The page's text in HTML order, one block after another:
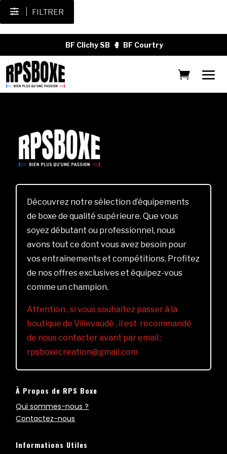
FILTRER
BF Clichy SB 🥊 BF Courtry
Découvrez notre sélection d’équipements
de boxe de qualité supérieure. Que vous
soyez débutant ou professionnel, nous
avons tout ce dont vous avez besoin pour
vos entraînements et compétitions. Profitez
de nos offres exclusives et équipez-vous
comme un champion.
Attention , si vous souhaitez passer à la
boutique de Villevaudé , il est recommandé
de nous contacter avant par email :
rpsboxecreation@gmail.com
À Propos de RPS Boxe
Qui sommes-nous ?
Contactez-nous
Informations Utiles